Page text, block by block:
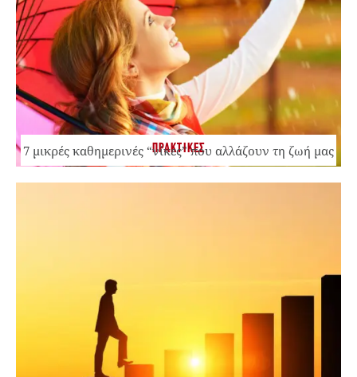
ΠΡΑΚΤΙΚΕΣ
7 μικρές καθημερινές “νίκες” που αλλάζουν τη ζωή μας